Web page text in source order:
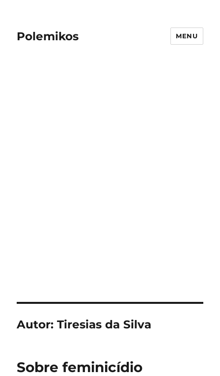
Polemikos MENU
Autor:Tiresias da Silva
Sobre feminicídio